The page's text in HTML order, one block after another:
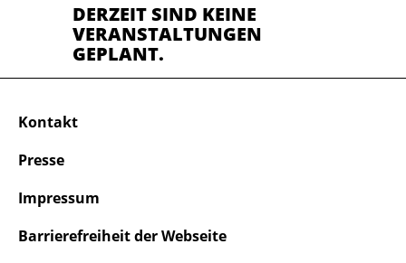
DERZEIT SIND KEINE
VERANSTALTUNGEN
GEPLANT.
Kontakt
Presse
Impressum
Barrierefreiheit der Webseite